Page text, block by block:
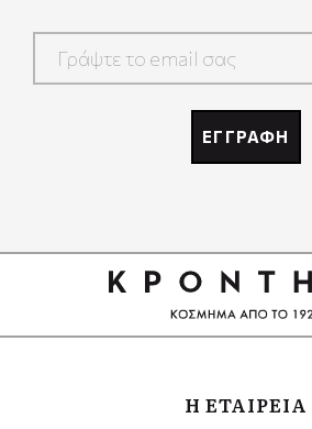
ΕΓΓΡΑΦΗ
Η ΕΤΑΙΡΕΙΑ